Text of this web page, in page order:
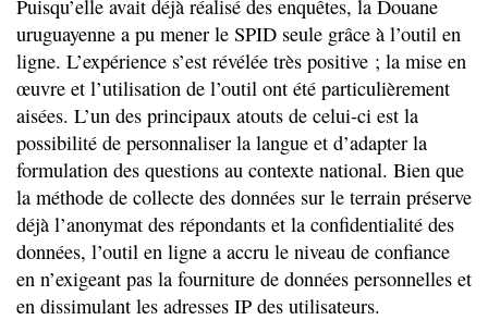
Puisqu’elle avait déjà réalisé des enquêtes, la Douane
uruguayenne a pu mener le SPID seule grâce à l’outil en
ligne. L’expérience s’est révélée très positive ; la mise en
œuvre et l’utilisation de l’outil ont été particulièrement
aisées. L’un des principaux atouts de celui-ci est la
possibilité de personnaliser la langue et d’adapter la
formulation des questions au contexte national. Bien que
la méthode de collecte des données sur le terrain préserve
déjà l’anonymat des répondants et la confidentialité des
données, l’outil en ligne a accru le niveau de confiance
en n’exigeant pas la fourniture de données personnelles et
en dissimulant les adresses IP des utilisateurs.